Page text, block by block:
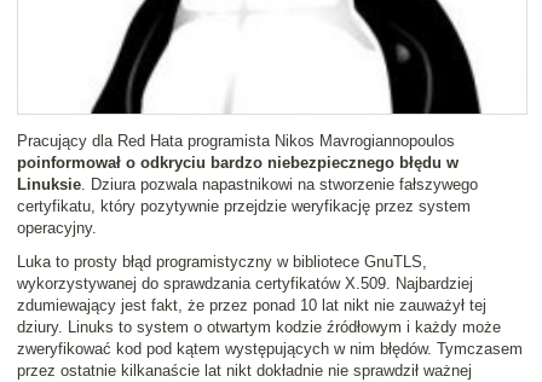
Pracujący dla Red Hata programista Nikos Mavrogiannopoulos
poinformował o odkryciu bardzo niebezpiecznego błędu w
Linuksie. Dziura pozwala napastnikowi na stworzenie fałszywego
certyfikatu, który pozytywnie przejdzie weryfikację przez system
operacyjny.
Luka to prosty błąd programistyczny w bibliotece GnuTLS,
wykorzystywanej do sprawdzania certyfikatów X.509. Najbardziej
zdumiewający jest fakt, że przez ponad 10 lat nikt nie zauważył tej
dziury. Linuks to system o otwartym kodzie źródłowym i każdy może
zweryfikować kod pod kątem występujących w nim błędów. Tymczasem
przez ostatnie kilkanaście lat nikt dokładnie nie sprawdził ważnej